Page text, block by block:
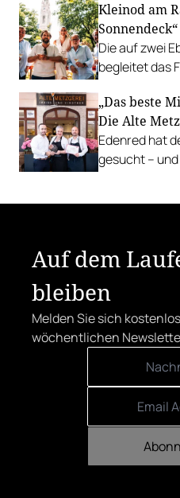
Richard
u.v.m.
Kleinod am
Die auf zwei
begleitet das
mit Cocktails,
„Das beste
Die Alte
Edenred hat
gesucht –
Auf dem
bleiben
Melden Sie sich
wöchentlichen